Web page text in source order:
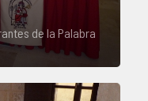
de la Palabra